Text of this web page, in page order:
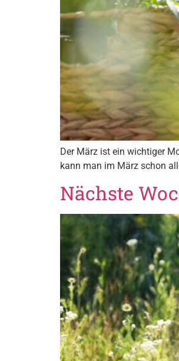
Der März ist ein wichtiger
kann man im März schon
Nächste